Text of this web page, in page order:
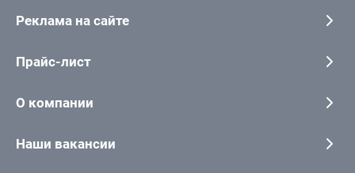
Реклама на сайте
Прайс-лист
О компании
Наши вакансии